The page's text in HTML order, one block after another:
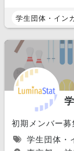
学生団体・イン
初期メンバー募
学生団体・